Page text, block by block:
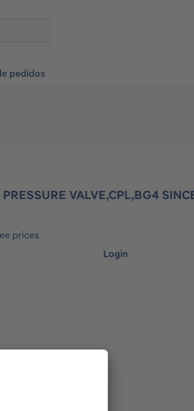
pedidos
PRESSURE VALVE,CPL,BG4
prices
Login